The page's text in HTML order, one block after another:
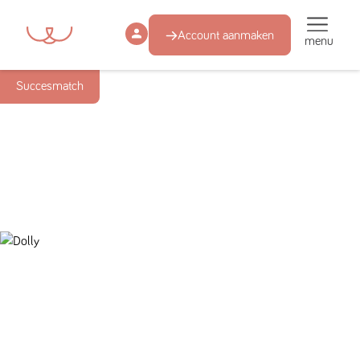
Account aanmaken menu
Succesmatch